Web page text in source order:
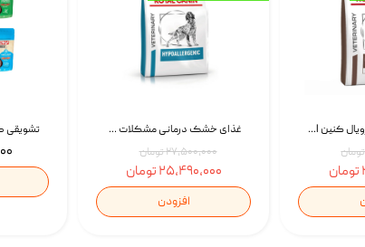
غذای خشک درمانی مشکلات گوارشی سگ رویال کنین Royal Canin Hypoallergenic وزن 7 کیلوگرم | پت استوک
۲۷,۵۰۰,۰۰۰ تومان
۲۵,۴۹۰,۰۰۰ تومان
افزودن
غذای خشک سگ رویال کنین Royal Canin Gastrointestinal وزن 7.5 کیلوگرم | پت استوک